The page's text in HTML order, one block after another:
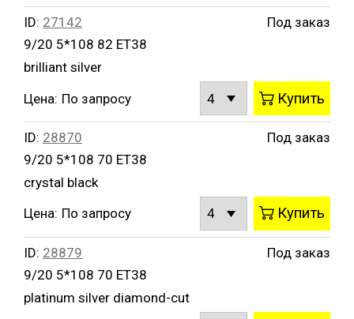
ID: 27142
9/20 5*108 82 ET38
brilliant silver
Под заказ
Цена: По запросу Купить
ID: 28870
9/20 5*108 70 ET38
crystal black
Под заказ
Цена: По запросу Купить
ID: 28879
9/20 5*108 70 ET38
platinum silver diamond-cut
Под заказ